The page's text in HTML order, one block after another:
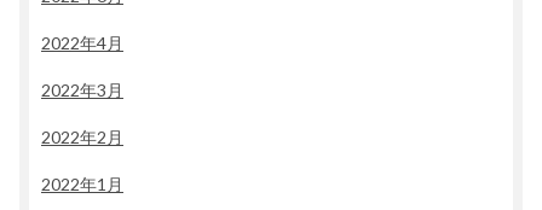
2022年4月
2022年3月
2022年2月
2022年1月